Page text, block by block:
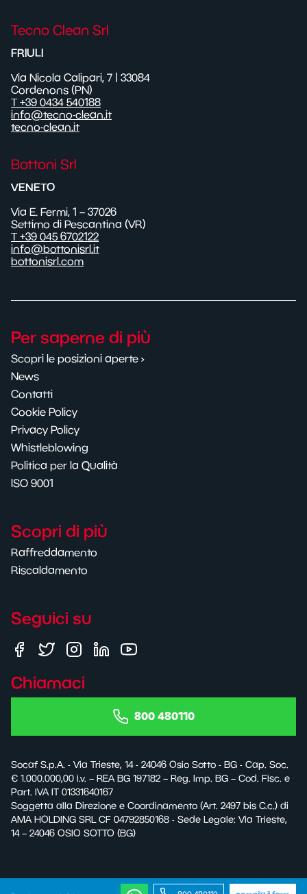
Tecno Clean Srl
FRIULI
Via Nicola Calipari, 7 | 33084
Cordenons (PN)
T +39 0434 540188
info@tecno-clean.it
tecno-clean.it
Bottoni Srl
VENETO
Via E. Fermi, 1 – 37026
Settimo di Pescantina (VR)
T +39 045 6702122
info@bottonisrl.it
bottonisrl.com
Per saperne di più
Scopri le posizioni aperte ›
News
Contatti
Cookie Policy
Privacy Policy
Whistleblowing
Politica per la Qualità
ISO 9001
Scopri di più
Raffreddamento
Riscaldamento
Seguici su
Chiamaci
800 480110
Socaf S.p.A. - Via Trieste, 14 - 24046 Osio Sotto - BG - Cap. Soc.
€ 1.000.000,00 i.v. – REA BG 197182 – Reg. Imp. BG – Cod. Fisc. e
Part. IVA IT 01331640167
Soggetta alla Direzione e Coordinamento (Art. 2497 bis C.c.) di
AMA HOLDING SRL CF 04792850168 - Sede Legale: Via Trieste,
14 – 24046 OSIO SOTTO (BG)